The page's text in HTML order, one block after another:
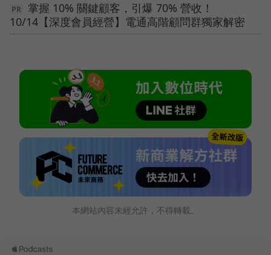
掌握 10% 關鍵顧客，引爆 70% 營收！
10/14【深度會員經營】電通高階顧問群獨家解密
本網站內容未經允許，不得轉載。